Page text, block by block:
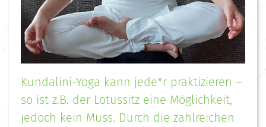
Kundalini-Yoga kann jede*r praktizieren –
so ist z.B. der Lotussitz eine Möglichkeit,
jedoch kein Muss. Durch die zahlreichen